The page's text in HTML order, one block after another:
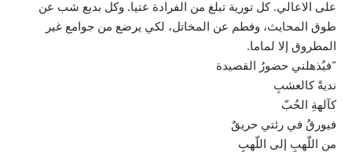
على الاعالي. كل تورية تبلغ من الفرادة عتيا. وكل بديع شب عن
طوق المحايث، وفطم عن المخاتل، لكي يرضع من جوامع غير
المطروق إلا لماما.
“فيُذهلني حضورُ القصيدة
نديةً كالعشبِ
كآلهةِ الحُبّ
فيورقُ في رئتي حريقٌ
من اللّهبِ إلى اللّهبِ